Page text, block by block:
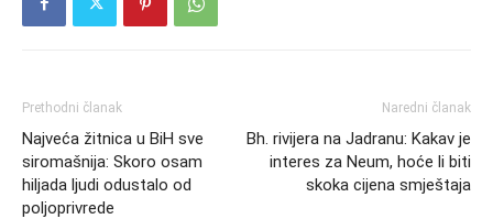
Prethodni članak
Najveća žitnica u BiH sve
siromašnija: Skoro osam
hiljada ljudi odustalo od
poljoprivrede
Naredni članak
Bh. rivijera na Jadranu: Kakav je
interes za Neum, hoće li biti
skoka cijena smještaja